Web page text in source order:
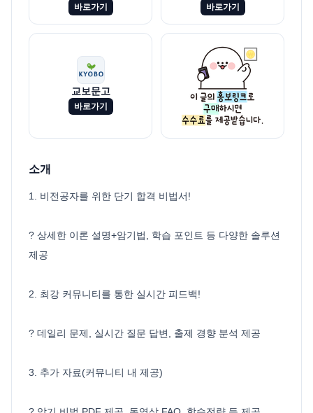
바로가기 바로가기
교보문고
바로가기
소개
1. 비전공자를 위한 단기 합격 비법서!
? 상세한 이론 설명+암기법, 학습 포인트 등 다양한 솔루션
제공
2. 최강 커뮤니티를 통한 실시간 피드백!
? 데일리 문제, 실시간 질문 답변, 출제 경향 분석 제공
3. 추가 자료(커뮤니티 내 제공)